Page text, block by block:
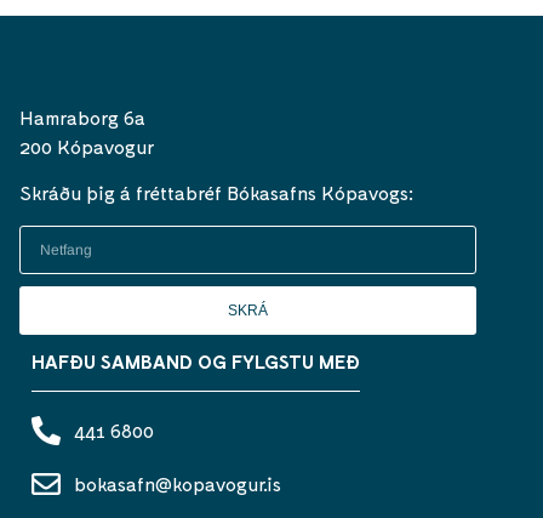
Hamraborg 6a
200 Kópavogur
Skráðu þig á fréttabréf Bókasafns Kópavogs:
SKRÁ
HAFÐU SAMBAND OG FYLGSTU MEÐ
441 6800
bokasafn@kopavogur.is